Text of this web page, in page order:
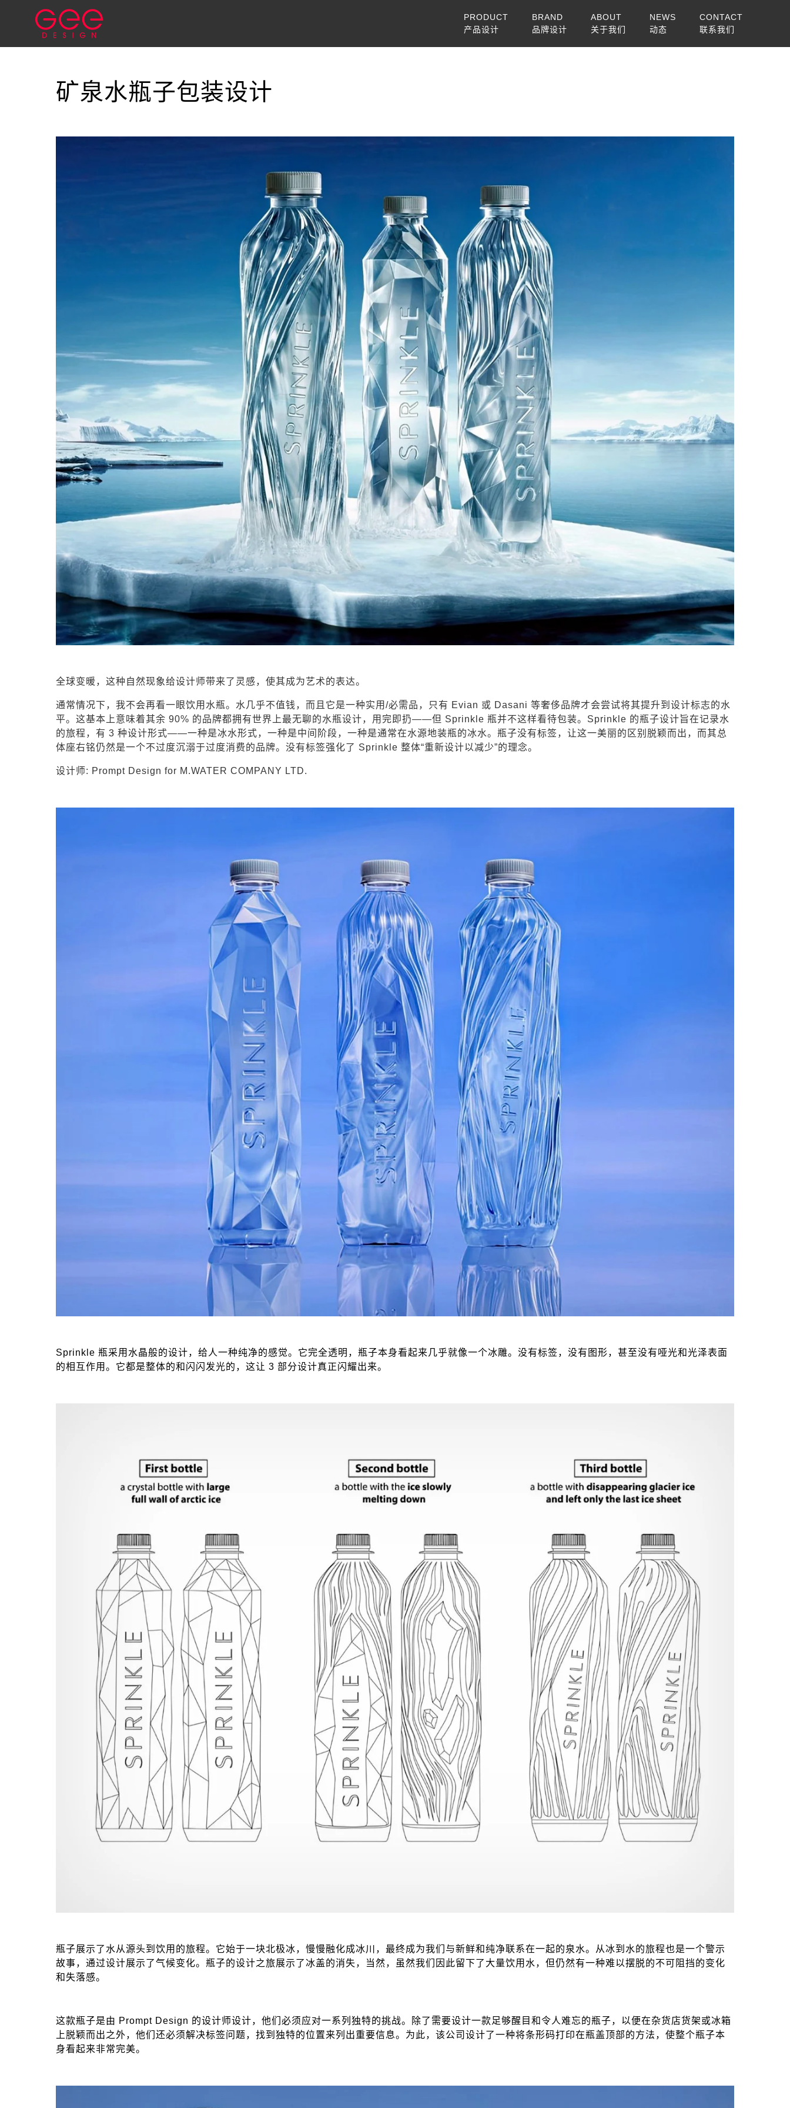
PRODUCT
产品设计
BRAND
品牌设计
ABOUT
关于我们
NEWS
动态
CONTACT
联系我们
矿泉水瓶子包装设计
全球变暖，这种自然现象给设计师带来了灵感，使其成为艺术的表达。
通常情况下，我不会再看一眼饮用水瓶。水几乎不值钱，而且它是一种实用/必需品，只有 Evian 或 Dasani 等奢侈品牌才会尝试将其提升到设计标志的水
平。这基本上意味着其余 90% 的品牌都拥有世界上最无聊的水瓶设计，用完即扔——但 Sprinkle 瓶并不这样看待包装。 Sprinkle 的瓶子设计旨在记录水
的旅程，有 3 种设计形式——一种是冰水形式，一种是中间阶段，一种是通常在水源地装瓶的冰水。瓶子没有标签，让这一美丽的区别脱颖而出，而其总
体座右铭仍然是一个不过度沉溺于过度消费的品牌。没有标签强化了 Sprinkle 整体“重新设计以减少”的理念。
设计师: Prompt Design for M.WATER COMPANY LTD.
Sprinkle 瓶采用水晶般的设计，给人一种纯净的感觉。它完全透明，瓶子本身看起来几乎就像一个冰雕。没有标签，没有图形，甚至没有哑光和光泽表面
的相互作用。它都是整体的和闪闪发光的，这让 3 部分设计真正闪耀出来。
瓶子展示了水从源头到饮用的旅程。它始于一块北极冰，慢慢融化成冰川，最终成为我们与新鲜和纯净联系在一起的泉水。从冰到水的旅程也是一个警示
故事，通过设计展示了气候变化。瓶子的设计之旅展示了冰盖的消失，当然，虽然我们因此留下了大量饮用水，但仍然有一种难以摆脱的不可阻挡的变化
和失落感。
这款瓶子是由 Prompt Design 的设计师设计，他们必须应对一系列独特的挑战。除了需要设计一款足够醒目和令人难忘的瓶子，以便在杂货店货架或冰箱
上脱颖而出之外，他们还必须解决标签问题，找到独特的位置来列出重要信息。为此，该公司设计了一种将条形码打印在瓶盖顶部的方法，使整个瓶子本
身看起来非常完美。